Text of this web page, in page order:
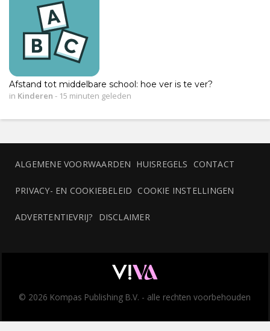
Afstand tot middelbare school: hoe ver is te ver?
in Kinderen - 15 minuten geleden
ALGEMENE VOORWAARDEN HUISREGELS CONTACT
PRIVACY- EN COOKIEBELEID COOKIE INSTELLINGEN
ADVERTENTIEVRIJ? DISCLAIMER
© 2026 Kompas Publishing B.V. - alle rechten voorbehouden